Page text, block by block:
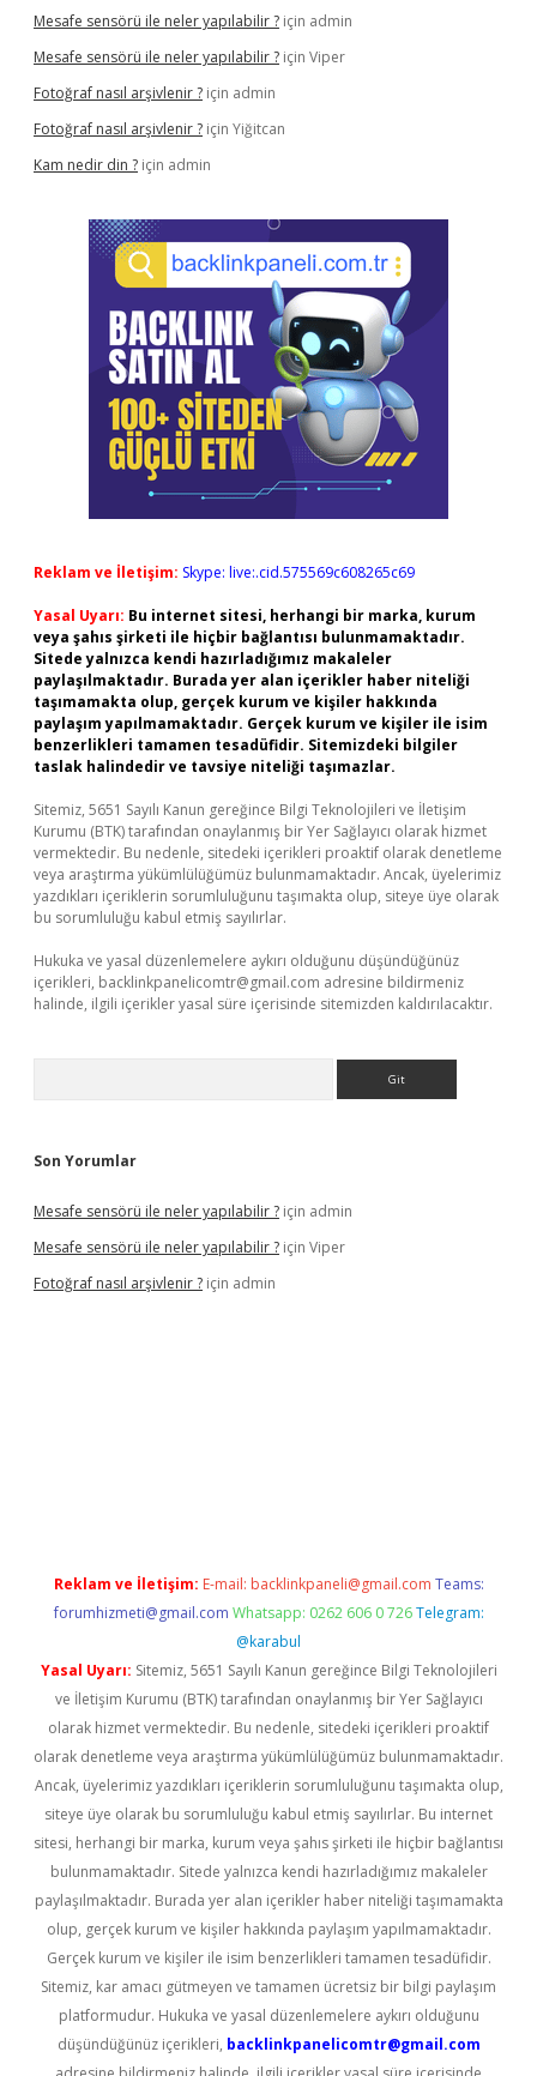
Mesafe sensörü ile neler yapılabilir ? için admin
Mesafe sensörü ile neler yapılabilir ? için Viper
Fotoğraf nasıl arşivlenir ? için admin
Fotoğraf nasıl arşivlenir ? için Yiğitcan
Kam nedir din ? için admin
Reklam ve İletişim: Skype: live:.cid.575569c608265c69
Yasal Uyarı: Bu internet sitesi, herhangi bir marka, kurum
veya şahıs şirketi ile hiçbir bağlantısı bulunmamaktadır.
Sitede yalnızca kendi hazırladığımız makaleler
paylaşılmaktadır. Burada yer alan içerikler haber niteliği
taşımamakta olup, gerçek kurum ve kişiler hakkında
paylaşım yapılmamaktadır. Gerçek kurum ve kişiler ile isim
benzerlikleri tamamen tesadüfidir. Sitemizdeki bilgiler
taslak halindedir ve tavsiye niteliği taşımazlar.
Sitemiz, 5651 Sayılı Kanun gereğince Bilgi Teknolojileri ve İletişim
Kurumu (BTK) tarafından onaylanmış bir Yer Sağlayıcı olarak hizmet
vermektedir. Bu nedenle, sitedeki içerikleri proaktif olarak denetleme
veya araştırma yükümlülüğümüz bulunmamaktadır. Ancak, üyelerimiz
yazdıkları içeriklerin sorumluluğunu taşımakta olup, siteye üye olarak
bu sorumluluğu kabul etmiş sayılırlar.
Hukuka ve yasal düzenlemelere aykırı olduğunu düşündüğünüz
içerikleri, backlinkpanelicomtr@gmail.com adresine bildirmeniz
halinde, ilgili içerikler yasal süre içerisinde sitemizden kaldırılacaktır.
Son Yorumlar
Mesafe sensörü ile neler yapılabilir ? için admin
Mesafe sensörü ile neler yapılabilir ? için Viper
Fotoğraf nasıl arşivlenir ? için admin
Reklam ve İletişim: E-mail: backlinkpaneli@gmail.com Teams:
forumhizmeti@gmail.com Whatsapp: 0262 606 0 726 Telegram:
@karabul
Yasal Uyarı: Sitemiz, 5651 Sayılı Kanun gereğince Bilgi Teknolojileri
ve İletişim Kurumu (BTK) tarafından onaylanmış bir Yer Sağlayıcı
olarak hizmet vermektedir. Bu nedenle, sitedeki içerikleri proaktif
olarak denetleme veya araştırma yükümlülüğümüz bulunmamaktadır.
Ancak, üyelerimiz yazdıkları içeriklerin sorumluluğunu taşımakta olup,
siteye üye olarak bu sorumluluğu kabul etmiş sayılırlar. Bu internet
sitesi, herhangi bir marka, kurum veya şahıs şirketi ile hiçbir bağlantısı
bulunmamaktadır. Sitede yalnızca kendi hazırladığımız makaleler
paylaşılmaktadır. Burada yer alan içerikler haber niteliği taşımamakta
olup, gerçek kurum ve kişiler hakkında paylaşım yapılmamaktadır.
Gerçek kurum ve kişiler ile isim benzerlikleri tamamen tesadüfidir.
Sitemiz, kar amacı gütmeyen ve tamamen ücretsiz bir bilgi paylaşım
platformudur. Hukuka ve yasal düzenlemelere aykırı olduğunu
düşündüğünüz içerikleri, backlinkpanelicomtr@gmail.com